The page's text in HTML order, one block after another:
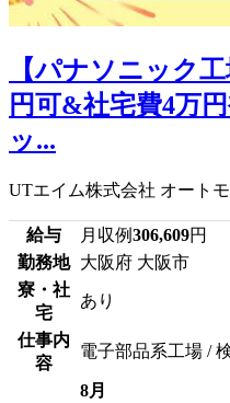
【パナソニック
円可&社宅費4万
ッ...
UTエイム株式会社 オート
給与 月収例306,609円
勤務地 大阪府 大阪市
寮・社
宅
あり
仕事内
容
電子部品系工場 /
8月